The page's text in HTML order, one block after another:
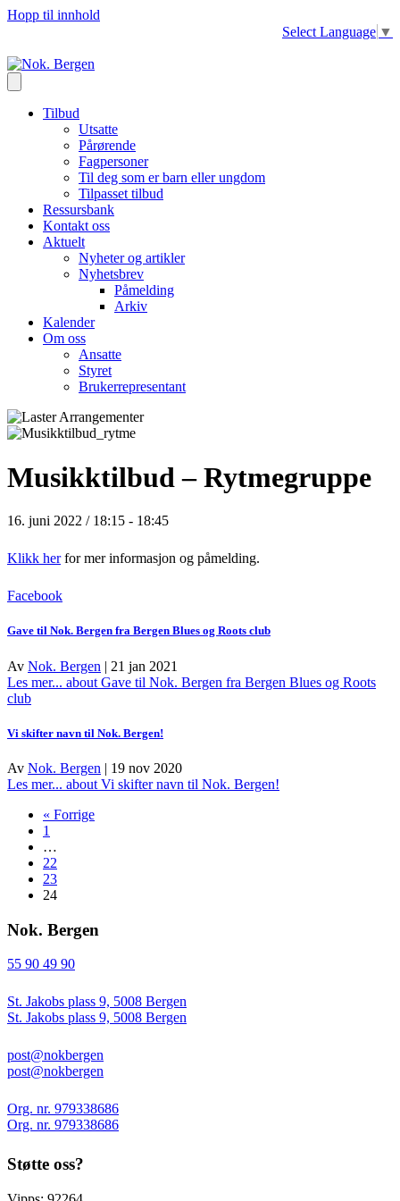
Hopp til innhold
Select Language ▼
Tilbud
Utsatte
Pårørende
Fagpersoner
Til deg som er barn eller ungdom
Tilpasset tilbud
Ressursbank
Kontakt oss
Aktuelt
Nyheter og artikler
Nyhetsbrev
Påmelding
Arkiv
Kalender
Om oss
Ansatte
Styret
Brukerrepresentant
Musikktilbud – Rytmegruppe
16. juni 2022 / 18:15 - 18:45
Klikk herfor mer informasjon og påmelding.
Facebook
Gave til Nok. Bergen fra Bergen Blues og Roots club
Av Nok. Bergen | 21 jan 2021
Les mer... about Gave til Nok. Bergen fra Bergen Blues og Roots
club
Vi skifter navn til Nok. Bergen!
Av Nok. Bergen | 19 nov 2020
Les mer... about Vi skifter navn til Nok. Bergen!
« Forrige
1
…
22
23
24
Nok. Bergen
55 90 49 90
St. Jakobs plass 9, 5008 Bergen
St. Jakobs plass 9, 5008 Bergen
post@nokbergen
post@nokbergen
Org. nr. 979338686
Org. nr. 979338686
Støtte oss?